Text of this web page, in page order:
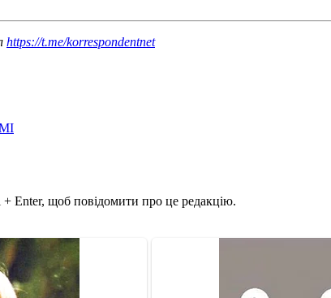
https://t.me/korrespondentnet
+ Enter, щоб повідомити про це редакцію.